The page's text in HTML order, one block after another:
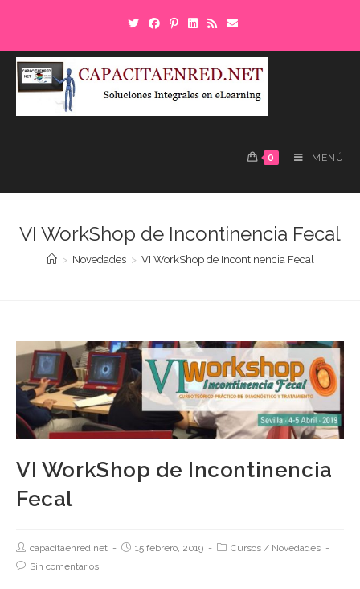
0 MENÚ
VI WorkShop de Incontinencia Fecal
> Novedades > VI WorkShop de Incontinencia Fecal
VI WorkShop de Incontinencia
Fecal
capacitaenred.net 15 febrero, 2019 Cursos / Novedades
Sin comentarios